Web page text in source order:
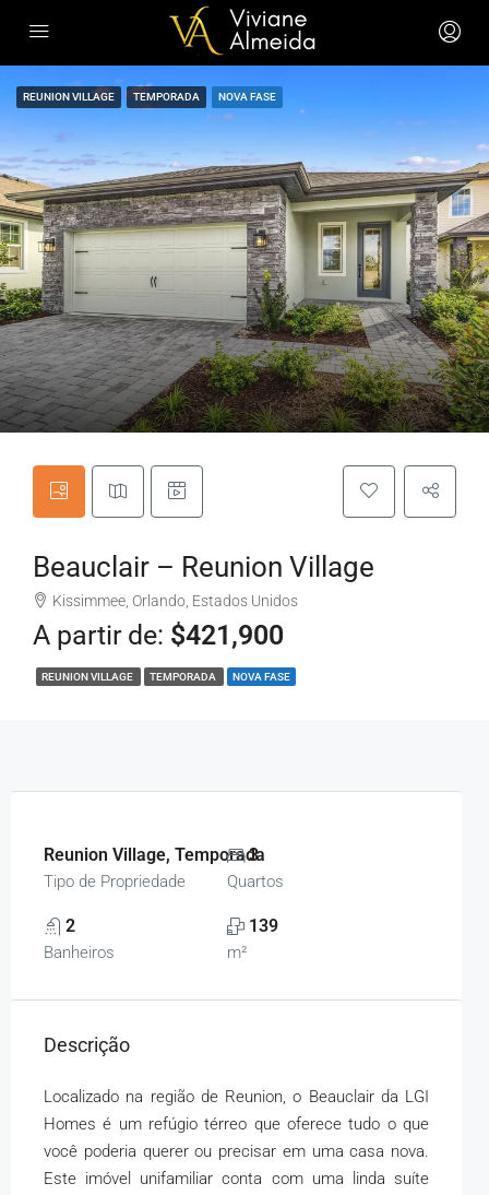
REUNION VILLAGE TEMPORADA NOVA FASE
Beauclair – Reunion Village
Kissimmee, Orlando, Estados Unidos
A partir de: $421,900
REUNION VILLAGE TEMPORADA NOVA FASE
Reunion Village, Temporada
Tipo de Propriedade
3
Quartos
2
Banheiros
139
m²
Descrição
Localizado na região de Reunion, o Beauclair da LGI
Homes é um refúgio térreo que oferece tudo o que
você poderia querer ou precisar em uma casa nova.
Este imóvel unifamiliar conta com uma linda suíte